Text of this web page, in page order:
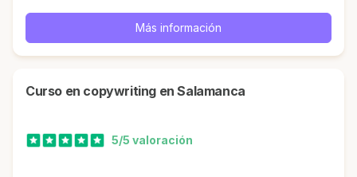
Más información
curso en copywriting en Salamanca
5/5 valoración